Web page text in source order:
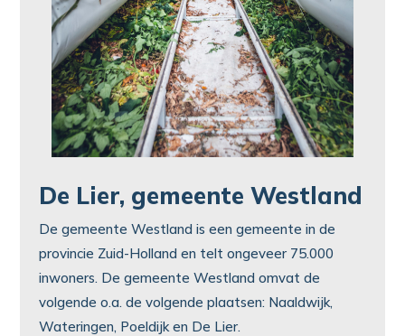
De Lier, gemeente Westland
De gemeente Westland is een gemeente in de
provincie Zuid-Holland en telt ongeveer 75.000
inwoners. De gemeente Westland omvat de
volgende o.a. de volgende plaatsen: Naaldwijk,
Wateringen, Poeldijk en De Lier.